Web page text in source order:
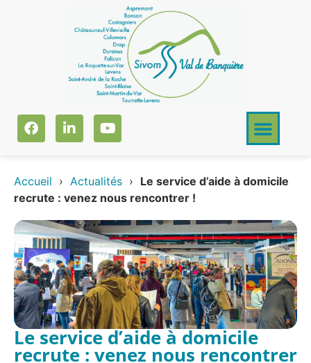
Accueil › Actualités › Le service d’aide à domicile
recrute : venez nous rencontrer !
Le service d’aide à domicile
recrute : venez nous rencontrer